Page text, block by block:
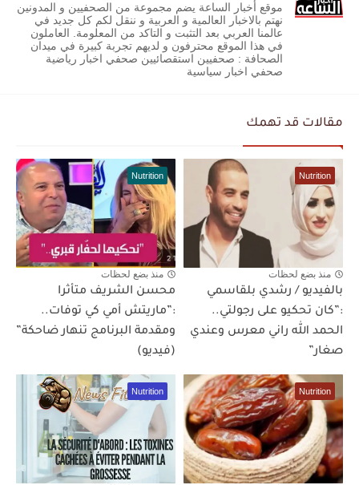
موقع أخبار الساعة يضم مجموعة من الصحفيين و المدونين
نهتم بالاخبار العالمية و العربية و ننقل لكم كل جديد في
عالمنا العربي بعد التثبت و التاكد من المعلومة. العاملون
في هذا الموقع محترفون و لديهم تجربة كبيرة في ميدان
الصحافة : صحفيين استقصائيين صحفي اخبار رياضية
صحفي اخبار سياسية
مقالات قد تهمك
Nutrition
منذ بضع لحظات
بالفيديو / رشدي بلقاسمي
:”كان تحكيو على رجولتي..
الحمد الله راني معرس وعندي
صغار”
Nutrition
منذ بضع لحظات
محسن الشريف متأثرا
:”ماريتش أمي كي توفات..
ومقدمة البرنامج تنهار ضاحكة”
(فيديو)
Nutrition
Nutrition